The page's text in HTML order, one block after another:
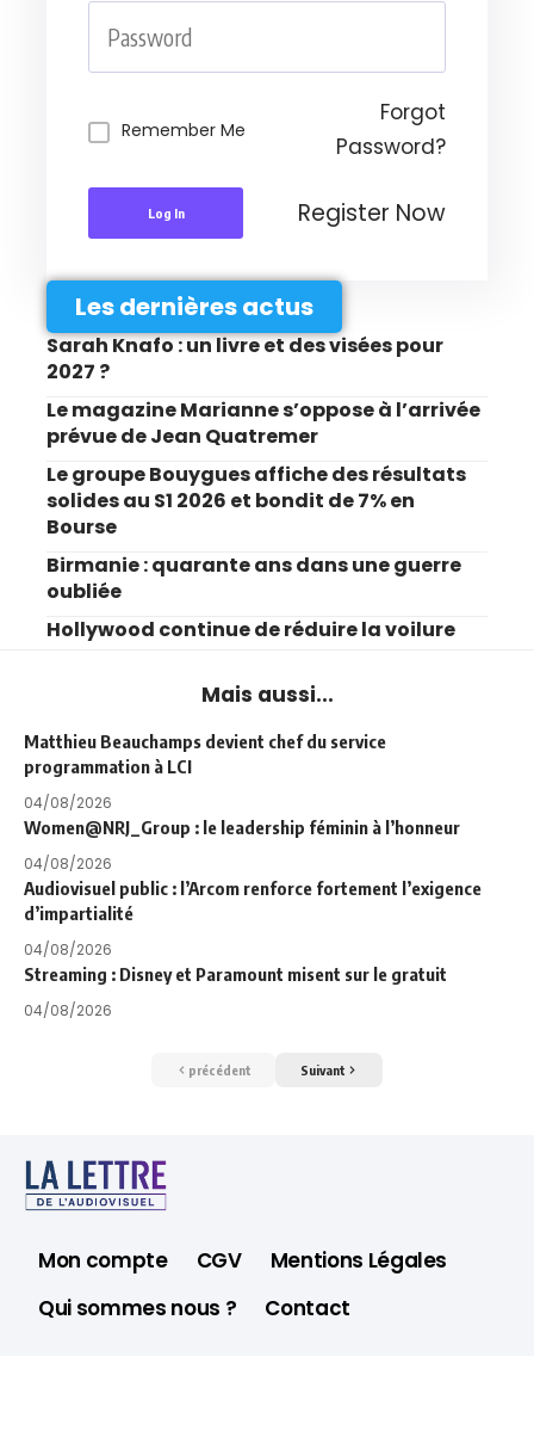
Remember Me
Forgot
Password?
Log In Register Now
Les dernières actus
Sarah Knafo : un livre et des visées pour
2027 ?
Le magazine Marianne s’oppose à l’arrivée
prévue de Jean Quatremer
Le groupe Bouygues affiche des résultats
solides au S1 2026 et bondit de 7% en
Bourse
Birmanie : quarante ans dans une guerre
oubliée
Hollywood continue de réduire la voilure
Mais aussi...
Matthieu Beauchamps devient chef du service
programmation à LCI
04/08/2026
Women@NRJ_Group : le leadership féminin à l’honneur
04/08/2026
Audiovisuel public : l’Arcom renforce fortement l’exigence
d’impartialité
04/08/2026
Streaming : Disney et Paramount misent sur le gratuit
04/08/2026
précédent Suivant
Mon compte CGV
Mentions Légales
Qui sommes nous ?
Contact